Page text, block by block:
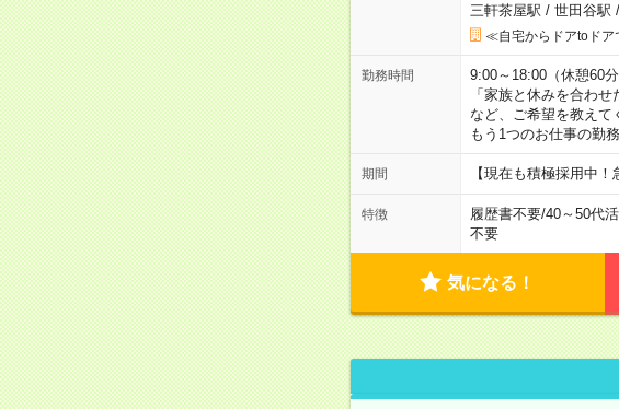
三軒茶屋駅 / 世田谷駅 /
≪自宅からドアtoドア
勤務時間
9:00～18:00（休憩60
「家族と休みを合わ
など、ご希望を教えて
もう1つのお仕事の勤
期間 【現在も積極採用中
特徴 履歴書不要/40～50代
不要
気になる！